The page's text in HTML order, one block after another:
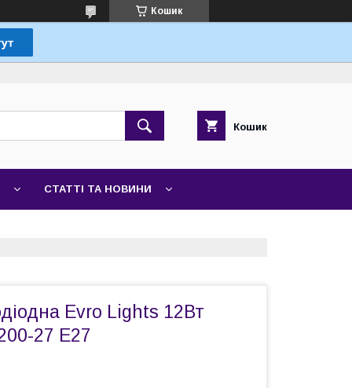
Кошик
Кошик
СТАТТІ ТА НОВИНИ
Evro Lights 12Вт
27 Е27